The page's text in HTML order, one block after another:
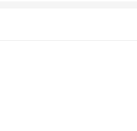
蝴蝶舞动、有时咕噜